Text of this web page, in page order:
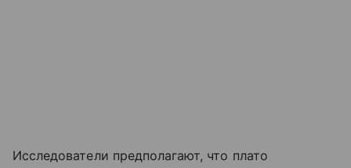
Исследователи предполагают, что плато